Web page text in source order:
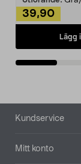
39,90
Lägg
Sidfot
Kundservice
Mitt konto